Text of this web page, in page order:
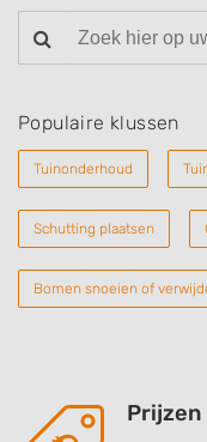
Populaire klussen
Tuinonderhoud
Schutting plaatsen
Bomen snoeien of